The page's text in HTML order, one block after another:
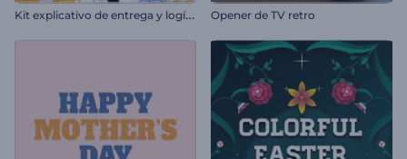
K
it explicativo de entrega y logística Opener de TV retro